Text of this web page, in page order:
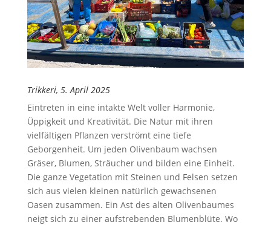
Trikkeri, 5. April 2025
Eintreten in eine intakte Welt voller Harmonie,
Üppigkeit und Kreativität. Die Natur mit ihren
vielfältigen Pflanzen verströmt eine tiefe
Geborgenheit. Um jeden Olivenbaum wachsen
Gräser, Blumen, Sträucher und bilden eine Einheit.
Die ganze Vegetation mit Steinen und Felsen setzen
sich aus vielen kleinen natürlich gewachsenen
Oasen zusammen. Ein Ast des alten Olivenbaumes
neigt sich zu einer aufstrebenden Blumenblüte. Wo